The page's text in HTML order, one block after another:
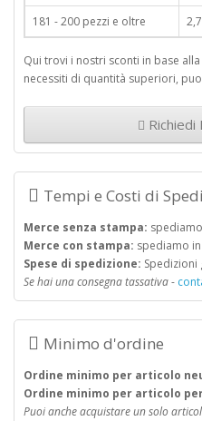
181 - 200 pezzi e oltre
Qui trovi i nostri sconti in base
necessiti di quantità superiori,
Tempi e Costi di
Merce senza stampa:
Merce con stampa: spediamo
Spese di spedizione: Spedizioni
Se hai una consegna tassativa-
Minimo d'ordine
Ordine minimo per articolo
Ordine minimo per articolo
Puoi anche acquistare un solo